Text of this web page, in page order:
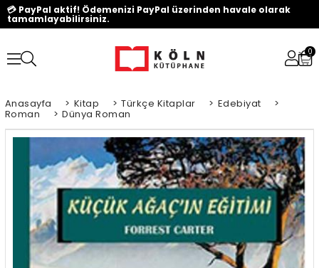
💳 PayPal aktif! Ödemenizi PayPal üzerinden havale olarak
tamamlayabilirsiniz.
0
Anasayfa > Kitap > Türkçe Kitaplar > Edebiyat >
Roman > Dünya Roman